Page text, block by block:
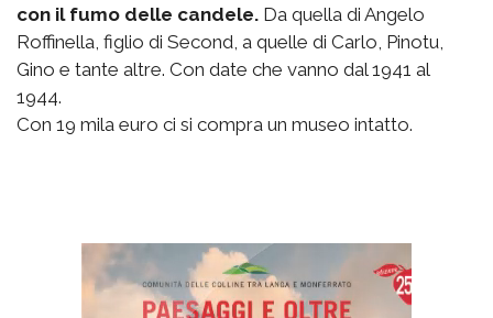
con il fumo delle candele. Da quella di Angelo
Roffinella, figlio di Second, a quelle di Carlo, Pinotu,
Gino e tante altre. Con date che vanno dal 1941 al
1944.
Con 19 mila euro ci si compra un museo intatto.